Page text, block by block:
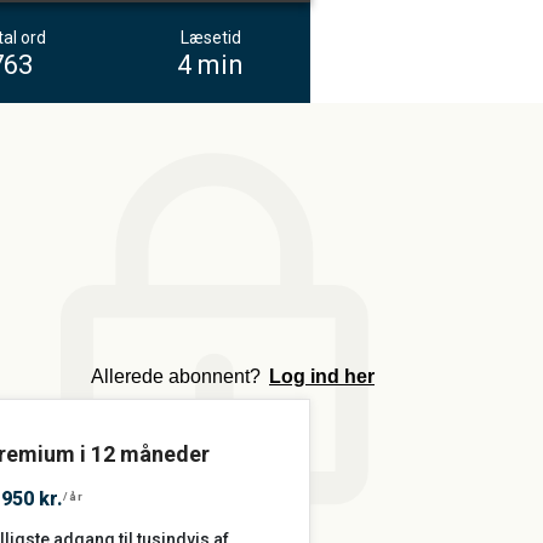
ord Læsetid
4 min
Allerede abonnent? Log ind her
i 12 måneder
kr./år